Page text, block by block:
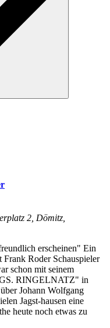
2, Dömitz,
erscheinen" Ein
Roder Schauspieler
schon mit seinem
RINGELNATZ" in
Johann Wolfgang
Jagst-hausen eine
heute noch etwas zu